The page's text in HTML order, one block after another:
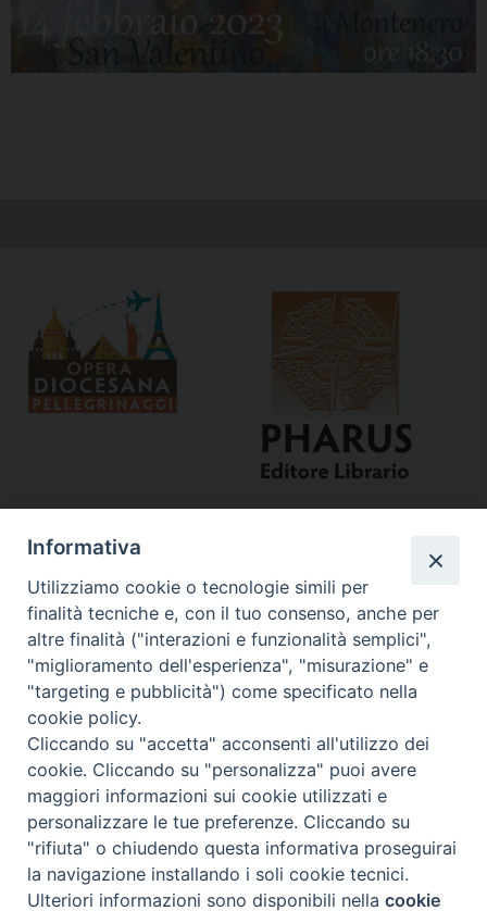
Curia
Via del Seminario, 61 - 57122 Livorno LI
Tel. 0586 276211
Fax 0586 276243
segreve@livorno.chiesacattolica.it
Copyright © Diocesi Livorno
Informativa
Utilizziamo cookie o tecnologie simili per
finalità tecniche e, con il tuo consenso, anche per
altre finalità ("interazioni e funzionalità semplici",
"miglioramento dell'esperienza", "misurazione" e
"targeting e pubblicità") come specificato nella
cookie policy.
Cliccando su "accetta" acconsenti all'utilizzo dei
cookie. Cliccando su "personalizza" puoi avere
maggiori informazioni sui cookie utilizzati e
personalizzare le tue preferenze. Cliccando su
"rifiuta" o chiudendo questa informativa proseguirai
la navigazione installando i soli cookie tecnici.
Ulteriori informazioni sono disponibili nellacookie